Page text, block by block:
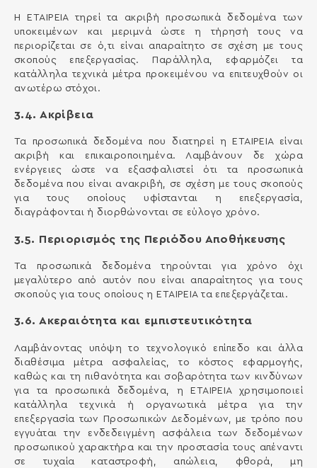
Η ΕΤΑΙΡΕΙΑ τηρεί τα ακριβή προσωπικά δεδομένα των
υποκειμένων και μεριμνά ώστε η τήρησή τους να
περιορίζεται σε ό,τι είναι απαραίτητο σε σχέση με τους
σκοπούς επεξεργασίας. Παράλληλα, εφαρμόζει τα
κατάλληλα τεχνικά μέτρα προκειμένου να επιτευχθούν οι
ανωτέρω στόχοι.
3.4. Ακρίβεια
Τα προσωπικά δεδομένα που διατηρεί η ΕΤΑΙΡΕΙΑ είναι
ακριβή και επικαιροποιημένα. Λαμβάνουν δε χώρα
ενέργειες ώστε να εξασφαλιστεί ότι τα προσωπικά
δεδομένα που είναι ανακριβή, σε σχέση με τους σκοπούς
για τους οποίους υφίστανται η επεξεργασία,
διαγράφονται ή διορθώνονται σε εύλογο χρόνο.
3.5. Περιορισμός της Περιόδου Αποθήκευσης
Τα προσωπικά δεδομένα τηρούνται για χρόνο όχι
μεγαλύτερο από αυτόν που είναι απαραίτητος για τους
σκοπούς για τους οποίους η ΕΤΑΙΡΕΙΑ τα επεξεργάζεται.
3.6. Ακεραιότητα και εμπιστευτικότητα
Λαμβάνοντας υπόψη το τεχνολογικό επίπεδο και άλλα
διαθέσιμα μέτρα ασφαλείας, το κόστος εφαρμογής,
καθώς και τη πιθανότητα και σοβαρότητα των κινδύνων
για τα προσωπικά δεδομένα, η ΕΤΑΙΡΕΙΑ χρησιμοποιεί
κατάλληλα τεχνικά ή οργανωτικά μέτρα για την
επεξεργασία των Προσωπικών Δεδομένων, με τρόπο που
εγγυάται την ενδεδειγμένη ασφάλεια των δεδομένων
προσωπικού χαρακτήρα και την προστασία τους απέναντι
σε τυχαία καταστροφή, απώλεια, φθορά, μη